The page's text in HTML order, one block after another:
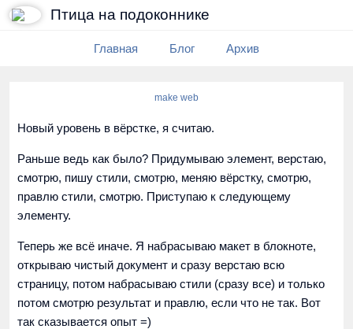
Птица на подоконнике
Главная Блог Архив
make web
Новый уровень в вёрстке, я считаю.
Раньше ведь как было? Придумываю элемент, верстаю,
смотрю, пишу стили, смотрю, меняю вёрстку, смотрю,
правлю стили, смотрю. Приступаю к следующему
элементу.
Теперь же всё иначе. Я набрасываю макет в блокноте,
открываю чистый документ и сразу верстаю всю
страницу, потом набрасываю стили (сразу все) и только
потом смотрю результат и правлю, если что не так. Вот
так сказывается опыт =)